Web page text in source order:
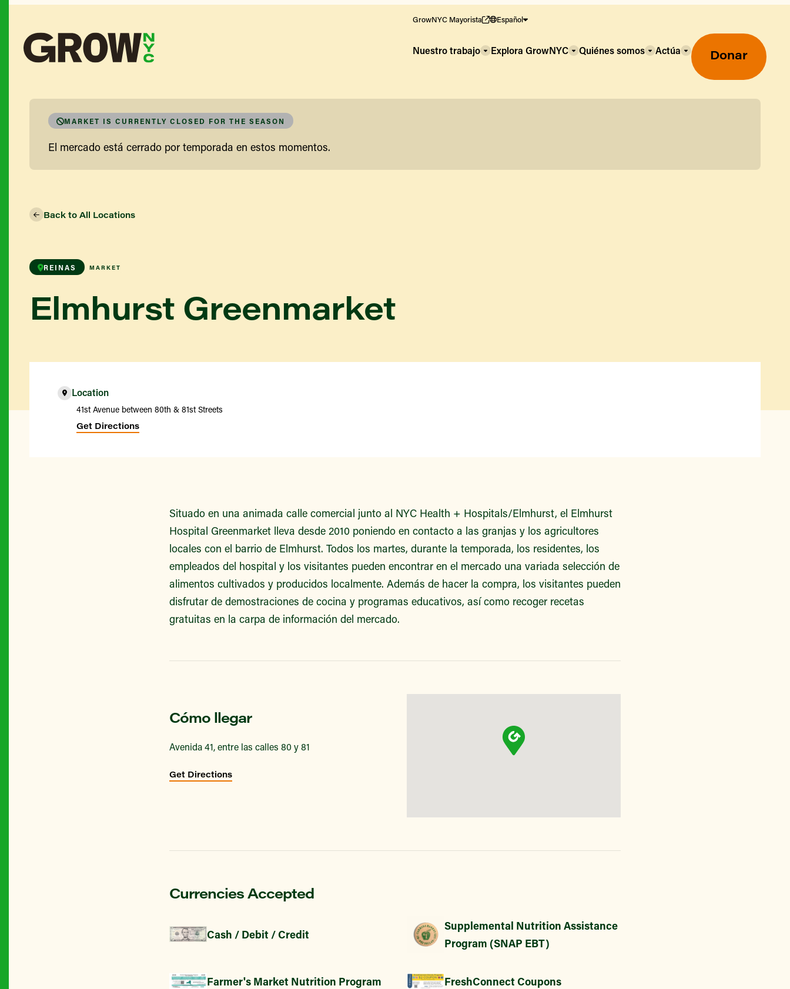
GrowNYC Mayorista Español
Nuestro trabajo
Encuentre un mercado
Explora GrowNYC Quiénes somos Actúa Donar
MARKET IS CURRENTLY CLOSED FOR THE SEASON
El mercado está cerrado por temporada en estos momentos.
Back to All Locations
REINAS MARKET
Elmhurst Greenmarket
Location
41st Avenue between 80th & 81st Streets
Get Directions
Situado en una animada calle comercial junto al NYC Health + Hospitals/Elmhurst, el Elmhurst
Hospital Greenmarket lleva desde 2010 poniendo en contacto a las granjas y los agricultores
locales con el barrio de Elmhurst. Todos los martes, durante la temporada, los residentes, los
empleados del hospital y los visitantes pueden encontrar en el mercado una variada selección de
alimentos cultivados y producidos localmente. Además de hacer la compra, los visitantes pueden
disfrutar de demostraciones de cocina y programas educativos, así como recoger recetas
gratuitas en la carpa de información del mercado.
Cómo llegar
Avenida 41, entre las calles 80 y 81
Get Directions
Currencies Accepted
Cash / Debit / Credit
Supplemental Nutrition Assistance
Program (SNAP EBT)
Farmer's Market Nutrition Program FreshConnect Coupons